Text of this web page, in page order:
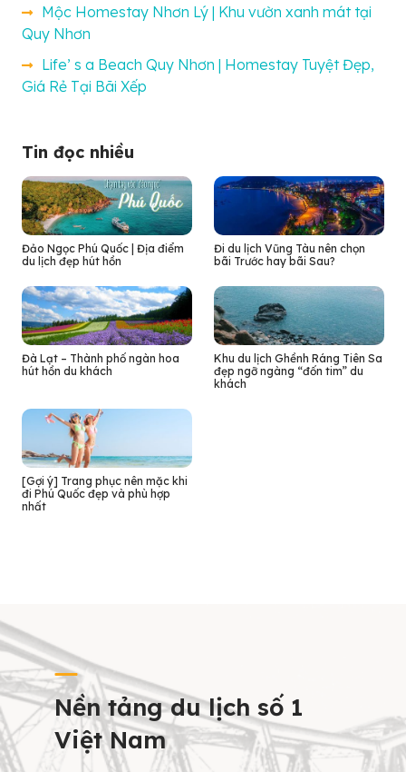
Mộc Homestay Nhơn Lý | Khu vườn xanh mát tại
Quy Nhơn
Life’ s a Beach Quy Nhơn | Homestay Tuyệt Đẹp,
Giá Rẻ Tại Bãi Xếp
Tin đọc nhiều
Đảo Ngọc Phú Quốc | Địa điểm
du lịch đẹp hút hồn
Đi du lịch Vũng Tàu nên chọn
bãi Trước hay bãi Sau?
Đà Lạt – Thành phố ngàn hoa
hút hồn du khách
Khu du lịch Ghềnh Ráng Tiên Sa
đẹp ngỡ ngàng “đốn tim” du
khách
[Gợi ý] Trang phục nên mặc khi
đi Phú Quốc đẹp và phù hợp
nhất
Nền tảng du lịch số 1
Việt Nam